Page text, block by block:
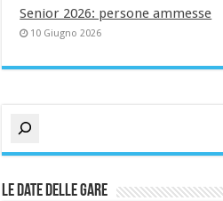
Senior 2026: persone ammesse
10 Giugno 2026
Cerca
Le date delle gare